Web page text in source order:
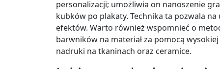
personalizacji; umożliwia on nanoszenie
kubków po plakaty. Technika ta pozwala
efektów. Warto również wspomnieć o
barwników na materiał za pomocą
nadruki na tkaninach oraz ceramice.